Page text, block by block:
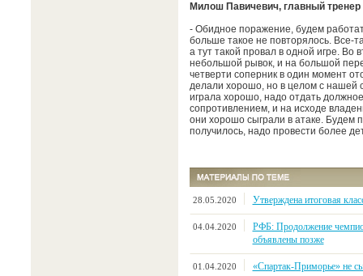
Милош Павичевич, главный
- Обидное поражение, будем
больше такое не повторялось. Все-
а тут такой провал в одной игре.
небольшой рывок, и на большой
четверти соперник в один момент
делали хорошо, но в целом с нашей
играла хорошо, надо отдать
сопротивлением, и на исходе
они хорошо сыграли в атаке. Будем
получилось, надо провести более
28.05.2020 Утверждена итоговая
04.04.2020
РФБ: Продолжение
объявлены позже
01.04.2020 «Спартак-Приморье» не